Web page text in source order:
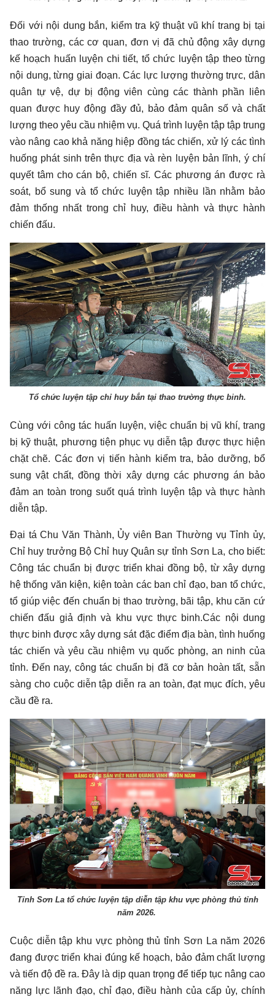
Đối với nội dung bắn, kiểm tra kỹ thuật vũ khí trang bị tại
thao trường, các cơ quan, đơn vị đã chủ động xây dựng
kế hoạch huấn luyện chi tiết, tổ chức luyện tập theo từng
nội dung, từng giai đoạn. Các lực lượng thường trực, dân
quân tự vệ, dự bị động viên cùng các thành phần liên
quan được huy động đầy đủ, bảo đảm quân số và chất
lượng theo yêu cầu nhiệm vụ. Quá trình luyện tập tập trung
vào nâng cao khả năng hiệp đồng tác chiến, xử lý các tình
huống phát sinh trên thực địa và rèn luyện bản lĩnh, ý chí
quyết tâm cho cán bộ, chiến sĩ. Các phương án được rà
soát, bổ sung và tổ chức luyện tập nhiều lần nhằm bảo
đảm thống nhất trong chỉ huy, điều hành và thực hành
chiến đấu.
Tổ chức luyện tập chỉ huy bắn tại thao trường thực binh.
Cùng với công tác huấn luyện, việc chuẩn bị vũ khí, trang
bị kỹ thuật, phương tiện phục vụ diễn tập được thực hiện
chặt chẽ. Các đơn vị tiến hành kiểm tra, bảo dưỡng, bổ
sung vật chất, đồng thời xây dựng các phương án bảo
đảm an toàn trong suốt quá trình luyện tập và thực hành
diễn tập.
Đại tá Chu Văn Thành, Ủy viên Ban Thường vụ Tỉnh ủy,
Chỉ huy trưởng Bộ Chỉ huy Quân sự tỉnh Sơn La, cho biết:
Công tác chuẩn bị được triển khai đồng bộ, từ xây dựng
hệ thống văn kiện, kiện toàn các ban chỉ đạo, ban tổ chức,
tổ giúp việc đến chuẩn bị thao trường, bãi tập, khu căn cứ
chiến đấu giả định và khu vực thực binh.Các nội dung
thực binh được xây dựng sát đặc điểm địa bàn, tình huống
tác chiến và yêu cầu nhiệm vụ quốc phòng, an ninh của
tỉnh. Đến nay, công tác chuẩn bị đã cơ bản hoàn tất, sẵn
sàng cho cuộc diễn tập diễn ra an toàn, đạt mục đích, yêu
cầu đề ra.
Tỉnh Sơn La tổ chức luyện tập diễn tập khu vực phòng thủ tỉnh
năm 2026.
Cuộc diễn tập khu vực phòng thủ tỉnh Sơn La năm 2026
đang được triển khai đúng kế hoạch, bảo đảm chất lượng
và tiến độ đề ra. Đây là dịp quan trọng để tiếp tục nâng cao
năng lực lãnh đạo, chỉ đạo, điều hành của cấp ủy, chính